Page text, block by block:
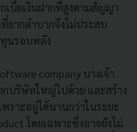
เบี้ยเงินฝากที่สูงตามสัญญา
ยากลำบากจึงไม่ประสบ
ทุนรอบหลัง
company บางเจ้า
กบริษัทใหญ่ไปด้วย และสร้าง
ราะอยู่ได้นานกว่าในระยะ
โดยเฉพาะซึ่งอาจยังไม่